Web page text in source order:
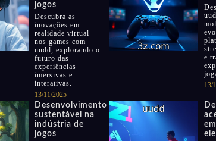
jogos
Descubra as
inovações em
realidade virtual
nos games com
uudd, explorando o
futuro das
experiências
imersivas e
interativas.
13/11/2025
e
13/
Desenvolvimento
sustentável na
indústria de
jogos